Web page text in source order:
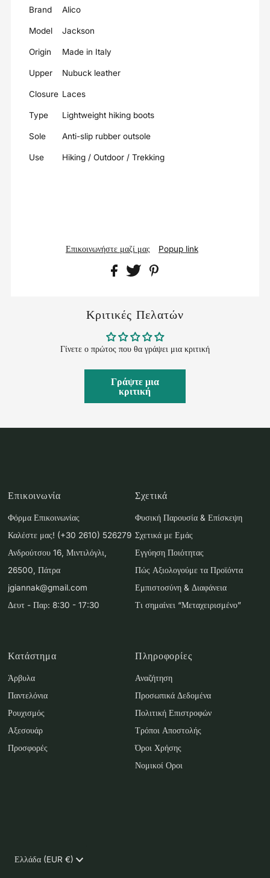
Brand Alico
Model Jackson
Origin Made in Italy
Upper Nubuck leather
Closure Laces
Type Lightweight hiking boots
Sole Anti-slip rubber outsole
Use Hiking / Outdoor / Trekking
Επικοινωνήστε μαζί μας Popup link
Κριτικές Πελατών
Γίνετε ο πρώτος που θα γράψει μια κριτική
Γράψτε μια
κριτική
Επικοινωνία
Φόρμα Επικοινωνίας
Καλέστε μας! (+30 2610) 526279
Ανδρούτσου 16, Μιντιλόγλι,
26500, Πάτρα
jgiannak@gmail.com
Δευτ - Παρ: 8:30 - 17:30
Σχετικά
Φυσική Παρουσία & Επίσκεψη
Σχετικά με Εμάς
Εγγύηση Ποιότητας
Πώς Αξιολογούμε τα Προϊόντα
Εμπιστοσύνη & Διαφάνεια
Τι σημαίνει “Μεταχειρισμένο”
Κατάστημα
Άρβυλα
Παντελόνια
Ρουχισμός
Αξεσουάρ
Προσφορές
Πληροφορίες
Αναζήτηση
Προσωπικά Δεδομένα
Πολιτική Επιστροφών
Τρόποι Αποστολής
Όροι Χρήσης
Νομικοί Οροι
Νόμισμα
Ελλάδα (EUR €)